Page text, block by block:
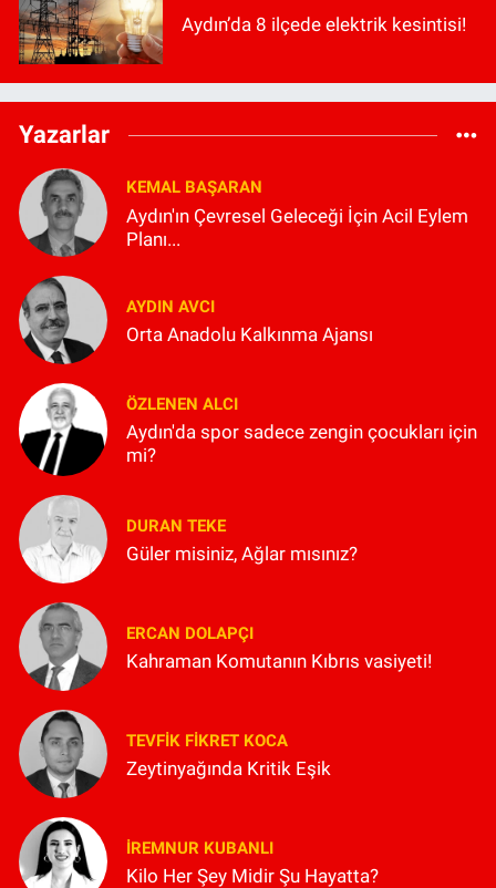
Aydın’da 8 ilçede elektrik kesintisi!
Yazarlar
KEMAL BAŞARAN
Aydın'ın Çevresel Geleceği İçin Acil Eylem
Planı...
AYDIN AVCI
Orta Anadolu Kalkınma Ajansı
ÖZLENEN ALCI
Aydın'da spor sadece zengin çocukları için
mi?
DURAN TEKE
Güler misiniz, Ağlar mısınız?
ERCAN DOLAPÇI
Kahraman Komutanın Kıbrıs vasiyeti!
TEVFIK FIKRET KOCA
Zeytinyağında Kritik Eşik
İREMNUR KUBANLI
Kilo Her Şey Midir Şu Hayatta?